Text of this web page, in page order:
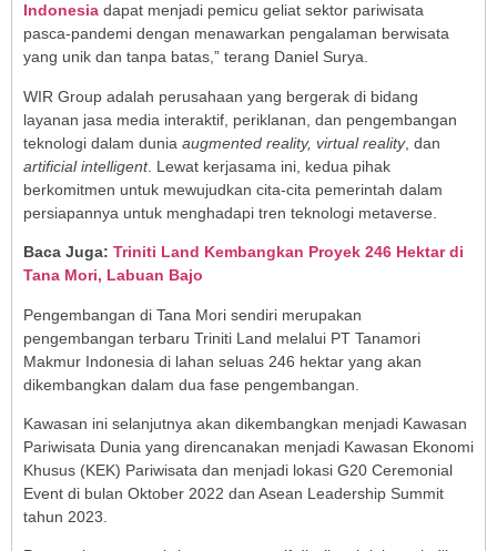
Indonesia dapat menjadi pemicu geliat sektor pariwisata
pasca-pandemi dengan menawarkan pengalaman berwisata
yang unik dan tanpa batas,” terang Daniel Surya.
WIR Group adalah perusahaan yang bergerak di bidang
layanan jasa media interaktif, periklanan, dan pengembangan
teknologi dalam dunia augmented reality, virtual reality, dan
artificial intelligent. Lewat kerjasama ini, kedua pihak
berkomitmen untuk mewujudkan cita-cita pemerintah dalam
persiapannya untuk menghadapi tren teknologi metaverse.
Baca Juga: Triniti Land Kembangkan Proyek 246 Hektar di
Tana Mori, Labuan Bajo
Pengembangan di Tana Mori sendiri merupakan
pengembangan terbaru Triniti Land melalui PT Tanamori
Makmur Indonesia di lahan seluas 246 hektar yang akan
dikembangkan dalam dua fase pengembangan.
Kawasan ini selanjutnya akan dikembangkan menjadi Kawasan
Pariwisata Dunia yang direncanakan menjadi Kawasan Ekonomi
Khusus (KEK) Pariwisata dan menjadi lokasi G20 Ceremonial
Event di bulan Oktober 2022 dan Asean Leadership Summit
tahun 2023.